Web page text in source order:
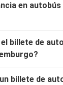
en
billete de
billete de